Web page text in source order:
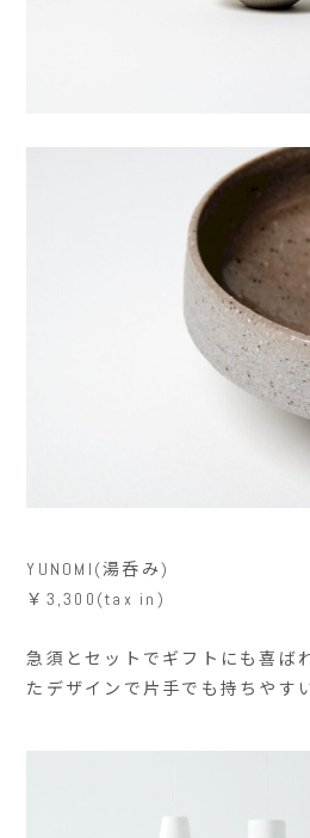
YUNOMI(湯呑み)
￥3,300(tax in)
急須とセットでギフトにも喜ば
たデザインで片手でも持ちやす